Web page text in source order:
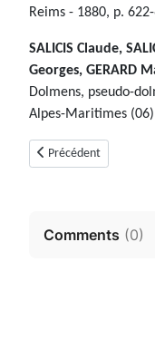
Reims - 1880, p.
SALICIS Claude,
Georges, GERARD
Dolmens, pseudo-
Alpes-Maritimes
Article précédent : Le
Précédent
Comments (0)